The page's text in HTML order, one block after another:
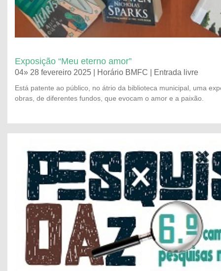
Exposição “Meu eterno amor”
04» 28 fevereiro 2025 | Horário BMFC | Entrada livre
Está patente ao público, no átrio da biblioteca municipal, uma
obras, de diferentes fundos, que evocam o amor e a paixão.